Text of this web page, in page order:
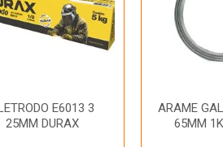
E6013 3
25MM DURAX
ARAME
65MM